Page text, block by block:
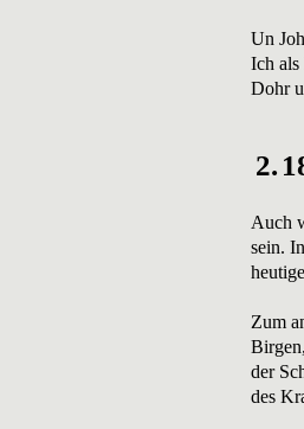
Un
Ich als
Dohr
2.
Auch
sein.
Zum
der
des